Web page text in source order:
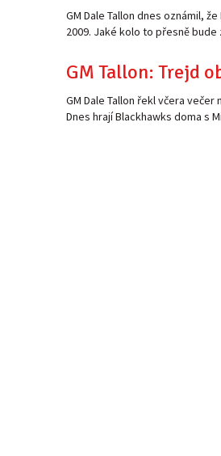
GM Dale Tallon dnes oznámil,
2009. Jaké kolo to přesně
GM Tallon: Trejd
GM Dale Tallon řekl včera
Dnes hrají Blackhawks doma s